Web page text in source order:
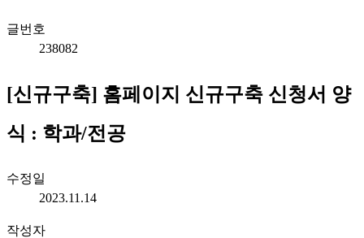
글번호
238082
[신규구축] 홈페이지 신규구축 신청서 양
식 : 학과/전공
수정일
2023.11.14
작성자